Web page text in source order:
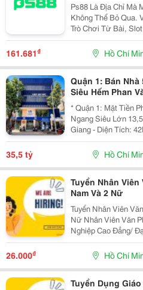
Ps88 Là Địa Chỉ Mà
Không Thể Bỏ Qua.
Trò Chơi Từ Bài,
Mang Đến Những
Người Chơi. Chúng
Chăm...
161.681₫ Hồ Chí
Quận 1: Bán Nhà
Siêu Hếm Phan
Dt 13M*4M-
* Quận 1: Mặt Tiền
Ngang Siêu Lớn
Giang - Diện Tích: 42M2. - Kết Cấu: 5 Tầng - Thang Máy
- Từ Lầu 2 Xây
Tầng Đều Thiết Kế
35,5 tỷ Hồ Chí
Tuyển Nhân Viên
Nam Và 2 Nữ
Tuyển Nhân Viên
Nữ Nhân Viên Văn Phòng: (Là Sinh Viên Hoặc Đã Tốt
Nghiệp Cao Đẳng/ Đại Học) 1/ Vị Trí:
Time (2 Nam 2 Nữ) Ca Làm: 13:00 Đến 21:00 (1 Tháng
Được Nghỉ Phép 1
26.000₫ Hồ Chí
Tuyển Dụng